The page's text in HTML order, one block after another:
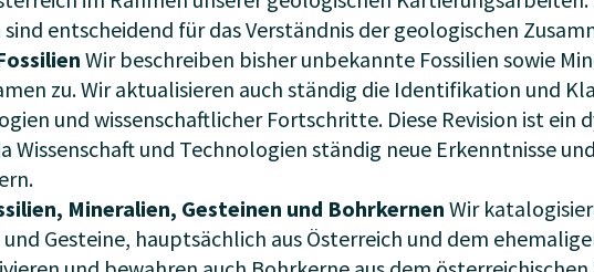
entscheidend für das Verständnis der geologischen
Wir beschreiben bisher unbekannte Fossilien sowie
zu. Wir aktualisieren auch ständig die Identifikation und
und wissenschaftlicher Fortschritte. Diese Revision ist ein
Wissenschaft und Technologien ständig neue Erkenntnisse
Mineralien, Gesteinen und Bohrkernen Wir
Gesteine, hauptsächlich aus Österreich und dem